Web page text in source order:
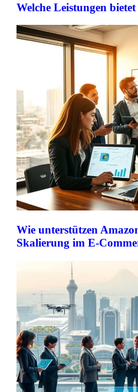
Welche Leistungen
Wie unterstützen
Skalierung im E-